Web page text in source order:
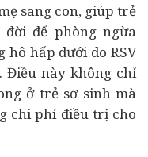
sang con, giúp trẻ
để phòng ngừa
hô hấp dưới do RSV
Điều này không chỉ
ở trẻ sơ sinh mà
chi phí điều trị cho